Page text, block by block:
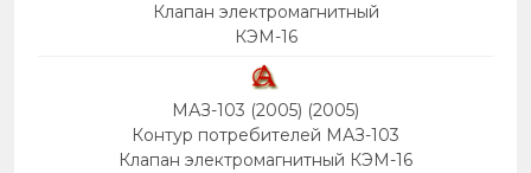
Клапан электромагнитный
КЭМ-16
МАЗ-103 (2005) (2005)
Контур потребителей МАЗ-103
Клапан электромагнитный КЭМ-16